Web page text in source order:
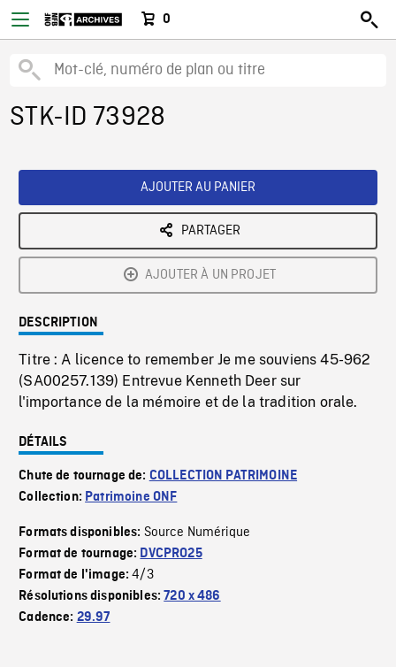
0
STK-ID 73928
AJOUTER AU PANIER
PARTAGER
AJOUTER À UN PROJET
DESCRIPTION
Titre : A licence to remember Je me souviens 45-962
(SA00257.139) Entrevue Kenneth Deer sur
l'importance de la mémoire et de la tradition orale.
DÉTAILS
Chute de tournage de: COLLECTION PATRIMOINE
Collection: Patrimoine ONF
Formats disponibles: Source Numérique
Format de tournage: DVCPRO25
Format de l'image:4/3
Résolutions disponibles:720 x 486
Cadence: 29.97